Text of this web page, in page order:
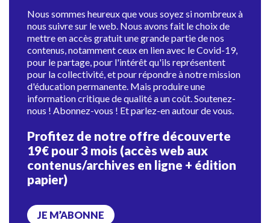
Nous sommes heureux que vous soyez si nombreux à
nous suivre sur le web. Nous avons fait le choix de
mettre en accès gratuit une grande partie de nos
contenus, notamment ceux en lien avec le Covid-19,
pour le partage, pour l'intérêt qu'ils représentent
pour la collectivité, et pour répondre à notre mission
d'éducation permanente. Mais produire une
information critique de qualité a un coût. Soutenez-
nous ! Abonnez-vous ! Et parlez-en autour de vous.
Profitez de notre offre découverte
19€ pour 3 mois (accès web aux
contenus/archives en ligne + édition
papier)
JE M’ABONNE